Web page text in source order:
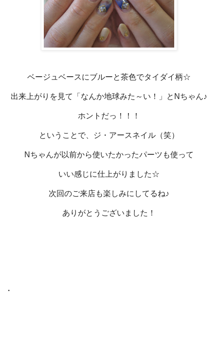
ベージュベースにブルーと茶色でタイダイ柄☆
出来上がりを見て「なんか地球みた～い！」とNちゃん♪
ホントだっ！！！
ということで、ジ・アースネイル（笑）
Nちゃんが以前から使いたかったパーツも使って
いい感じに仕上がりました☆
次回のご来店も楽しみにしてるね♪
ありがとうございました！
・